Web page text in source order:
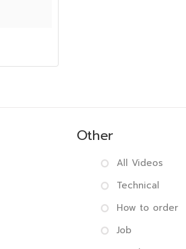
Other
All Videos
Technical
How to order
Job